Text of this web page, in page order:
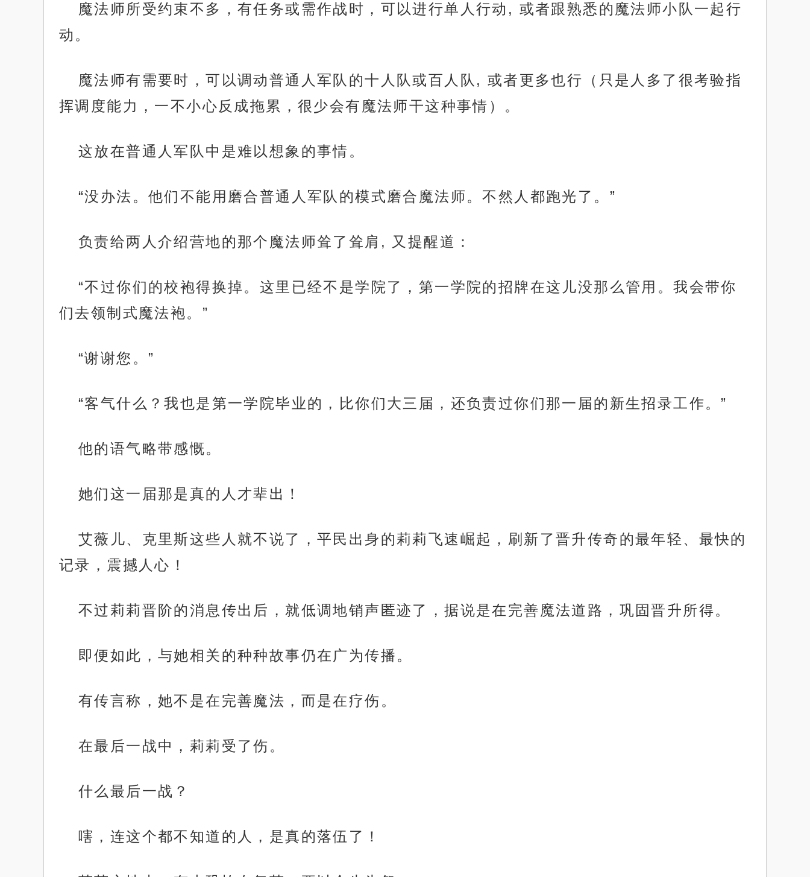
魔法师所受约束不多，有任务或需作战时，可以进行单人行动, 或者跟熟悉的魔法师小队一起行
动。
魔法师有需要时，可以调动普通人军队的十人队或百人队, 或者更多也行（只是人多了很考验指
挥调度能力，一不小心反成拖累，很少会有魔法师干这种事情）。
这放在普通人军队中是难以想象的事情。
“没办法。他们不能用磨合普通人军队的模式磨合魔法师。不然人都跑光了。”
负责给两人介绍营地的那个魔法师耸了耸肩, 又提醒道：
“不过你们的校袍得换掉。这里已经不是学院了，第一学院的招牌在这儿没那么管用。我会带你
们去领制式魔法袍。”
“谢谢您。”
“客气什么？我也是第一学院毕业的，比你们大三届，还负责过你们那一届的新生招录工作。”
他的语气略带感慨。
她们这一届那是真的人才辈出！
艾薇儿、克里斯这些人就不说了，平民出身的莉莉飞速崛起，刷新了晋升传奇的最年轻、最快的
记录，震撼人心！
不过莉莉晋阶的消息传出后，就低调地销声匿迹了，据说是在完善魔法道路，巩固晋升所得。
即便如此，与她相关的种种故事仍在广为传播。
有传言称，她不是在完善魔法，而是在疗伤。
在最后一战中，莉莉受了伤。
什么最后一战？
嗐，连这个都不知道的人，是真的落伍了！